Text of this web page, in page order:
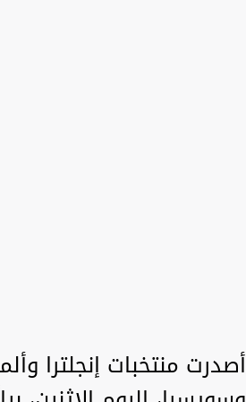
أصدرت منتخبات إنجلترا